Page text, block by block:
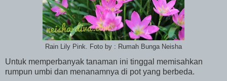
Rain Lily Pink. Foto by : Rumah Bunga Neisha
Untuk memperbanyak tanaman ini tinggal memisahkan
rumpun umbi dan menanamnya di pot yang berbeda.